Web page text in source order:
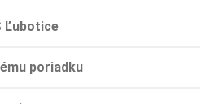
Ľubotice
poriadku